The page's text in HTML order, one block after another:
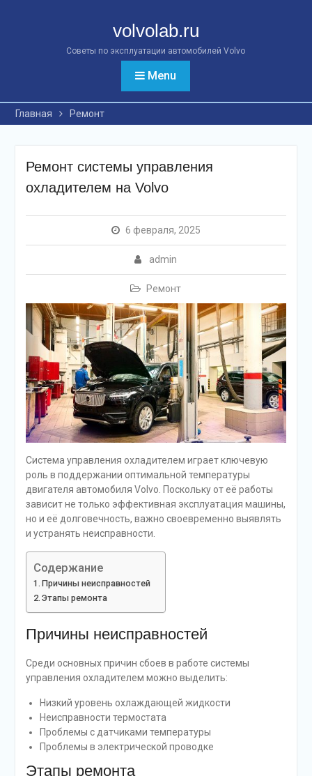
volvolab.ru
Советы по эксплуатации автомобилей Volvo
Menu
Главная Ремонт
Ремонт системы управления
охладителем на Volvo
6 февраля, 2025
admin
Ремонт
Система управления охладителем играет ключевую
роль в поддержании оптимальной температуры
двигателя автомобиля Volvo. Поскольку от её работы
зависит не только эффективная эксплуатация машины,
но и её долговечность, важно своевременно выявлять
и устранять неисправности.
Содержание
Причины неисправностей
Этапы ремонта
Причины неисправностей
Среди основных причин сбоев в работе системы
управления охладителем можно выделить:
Низкий уровень охлаждающей жидкости
Неисправности термостата
Проблемы с датчиками температуры
Проблемы в электрической проводке
Этапы ремонта